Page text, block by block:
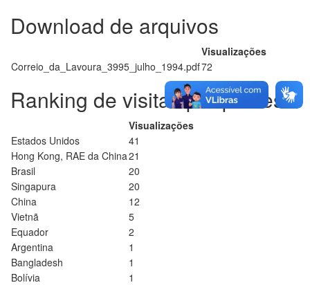
Download de arquivos
Visualizações
Correio_da_Lavoura_3995_julho_1994.pdf72
Ranking de visitas por países
Visualizações
Estados Unidos
41
Hong Kong, RAE da China21
Brasil
20
Singapura
20
China
12
Vietnã
5
Equador
2
Argentina
1
Bangladesh
1
Bolívia
1